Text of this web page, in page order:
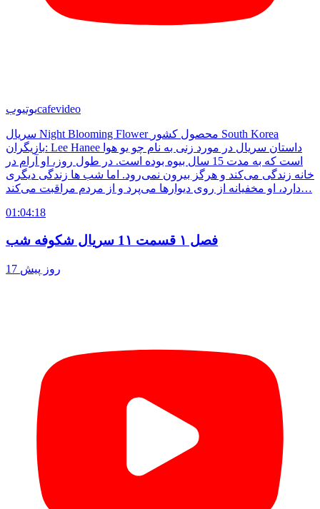
یوتیوبcafevideo
سریال Night Blooming Flower محصول کشور South Korea
بازیگران: Lee Hanee داستان سریال در مورد زنی به نام چو یو هوا
است که به مدت 15 سال بیوه بوده است. در طول روز، او آرام در
خانه زندگی می‌کند و هرگز بیرون نمی‌رود. اما شب ها زندگی دیگری
دارد، او مخفیانه از روی دیوارها می‌پرد و از مردم مراقبت می‌کند…
01:04:18
فصل ۱ قسمت 1۱ سریال شکوفه شب
17 روز پیش